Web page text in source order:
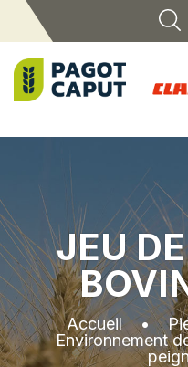
JEU
Accueil•
Environnement